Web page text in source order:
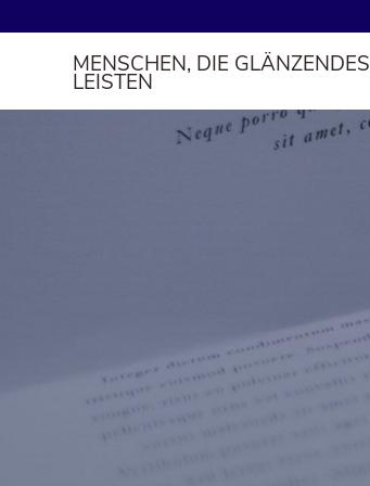
MENSCHEN, DIE GLÄNZENDES
LEISTEN